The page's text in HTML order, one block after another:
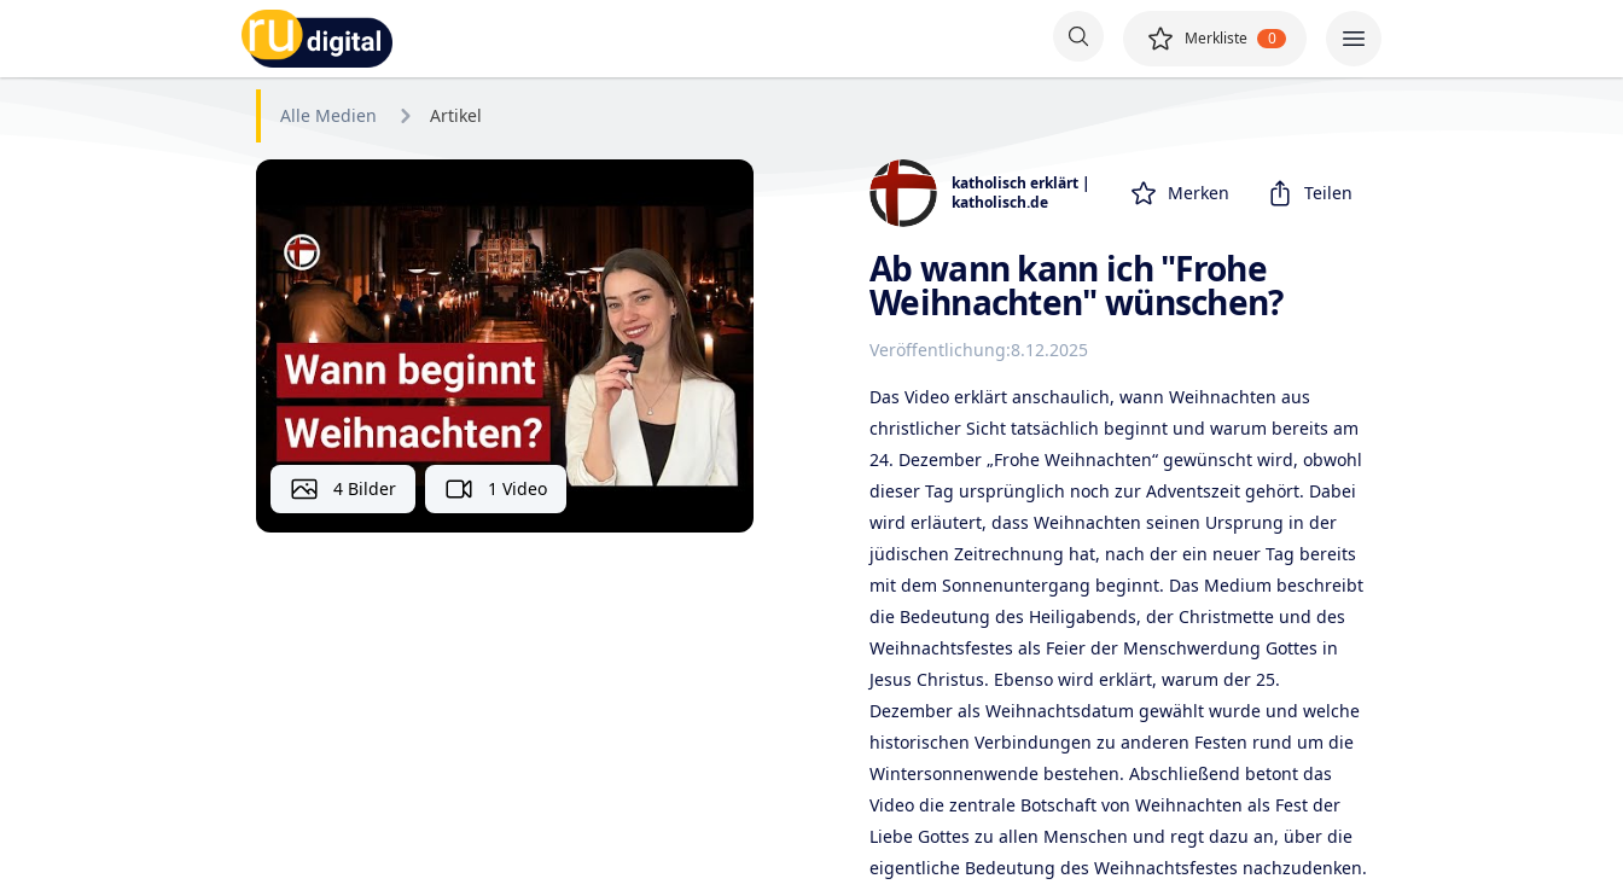
RU-digital
Merkliste 0
Alle Medien Artikel
4 Bilder 1 Video
katholisch erklärt |
katholisch.de
Merken Teilen
Ab wann kann ich "Frohe
Weihnachten" wünschen?
Veröffentlichung:8.12.2025
Das Video erklärt anschaulich, wann Weihnachten aus
christlicher Sicht tatsächlich beginnt und warum bereits am
24. Dezember „Frohe Weihnachten“ gewünscht wird, obwohl
dieser Tag ursprünglich noch zur Adventszeit gehört. Dabei
wird erläutert, dass Weihnachten seinen Ursprung in der
jüdischen Zeitrechnung hat, nach der ein neuer Tag bereits
mit dem Sonnenuntergang beginnt. Das Medium beschreibt
die Bedeutung des Heiligabends, der Christmette und des
Weihnachtsfestes als Feier der Menschwerdung Gottes in
Jesus Christus. Ebenso wird erklärt, warum der 25.
Dezember als Weihnachtsdatum gewählt wurde und welche
historischen Verbindungen zu anderen Festen rund um die
Wintersonnenwende bestehen. Abschließend betont das
Video die zentrale Botschaft von Weihnachten als Fest der
Liebe Gottes zu allen Menschen und regt dazu an, über die
eigentliche Bedeutung des Weihnachtsfestes nachzudenken.